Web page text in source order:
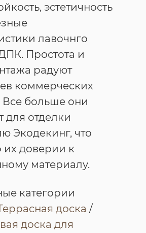
эстетичность
лавочнго
Простота и
радуют
коммерческих
Все больше они
для отделки
Экодекинг, что
их доверии к
материалу.
категории
доска /
доска для